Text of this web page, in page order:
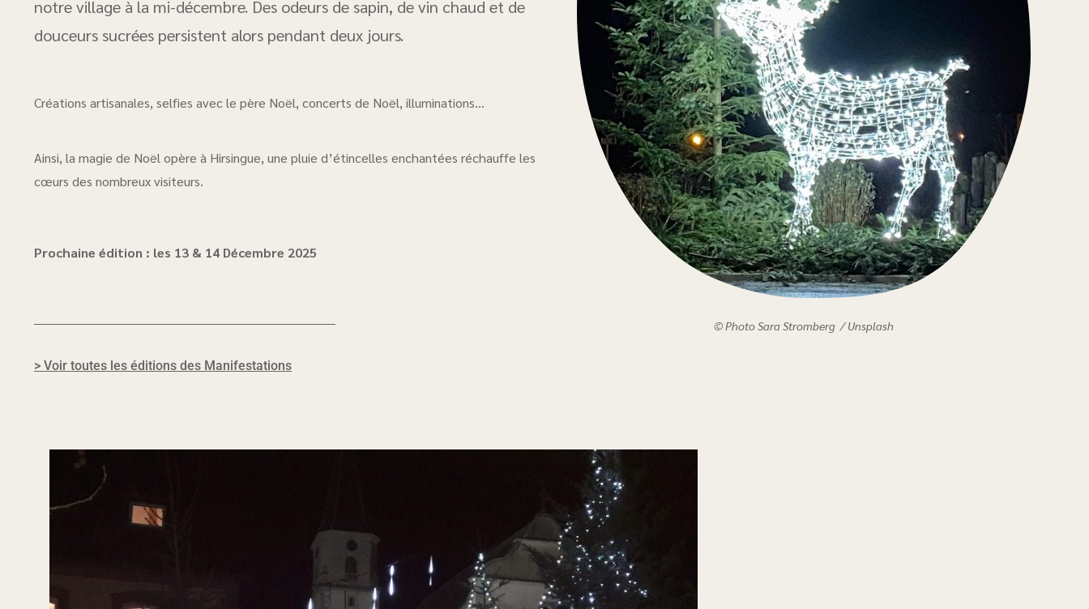
• Retour sur les éditions passées
notre village à la mi-décembre. Des odeurs de sapin, de vin chaud et de
douceurs sucrées persistent alors pendant deux jours.
Créations artisanales, selfies avec le père Noël, concerts de Noël, illuminations…
Ainsi, la magie de Noël opère à Hirsingue, une pluie d’étincelles enchantées réchauffe les
cœurs des nombreux visiteurs.
Prochaine édition : les 13 & 14 Décembre 2025
> Voir toutes les éditions des Manifestations
© Photo Sara Stromberg / Unsplash